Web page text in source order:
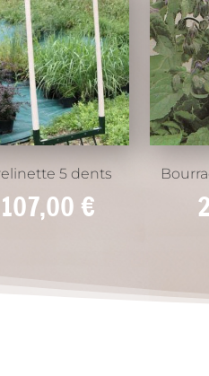
5 dents
107,00 €